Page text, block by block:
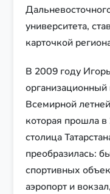
университета,
карточкой
В 2009 году
организационный
Всемирной
которая прошла в
столица
преобразилась:
спортивных
аэропорт и